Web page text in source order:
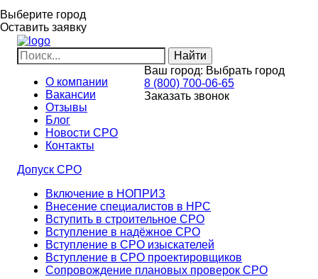
Выберите город
Оставить заявку
О компании
Вакансии
Отзывы
Блог
Новости СРО
Контакты
Ваш город: Выбрать город
8 (800) 700-06-65
Заказать звонок
Допуск СРО
Включение в НОПРИЗ
Внесение специалистов в НРС
Вступить в строительное СРО
Вступление в надёжное СРО
Вступление в СРО изыскателей
Вступление в СРО проектировщиков
Сопровождение плановых проверок СРО